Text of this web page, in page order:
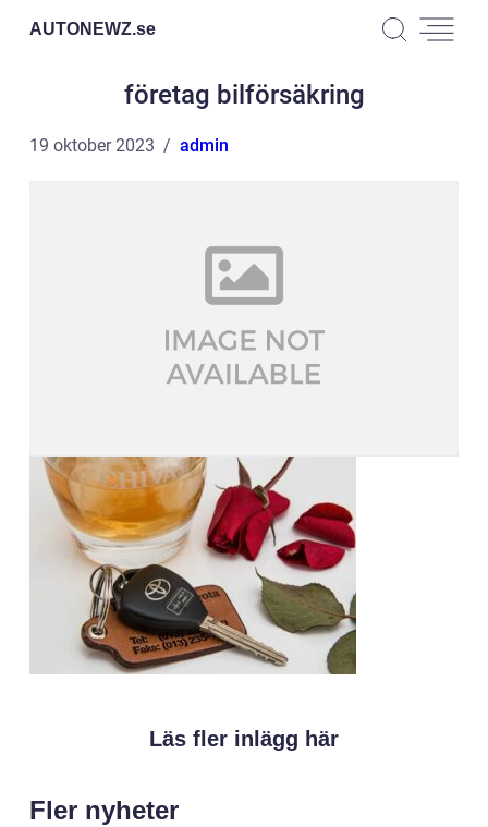
AUTONEWZ.se
företag bilförsäkring
19 oktober 2023 admin
Läs fler inlägg här
Fler nyheter